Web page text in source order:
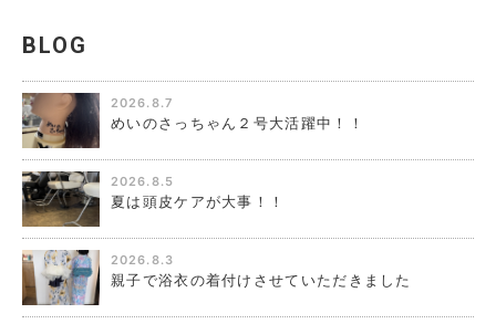
BLOG
2026.8.7
めいのさっちゃん２号大活躍中！！
2026.8.5
夏は頭皮ケアが大事！！
2026.8.3
親子で浴衣の着付けさせていただきました